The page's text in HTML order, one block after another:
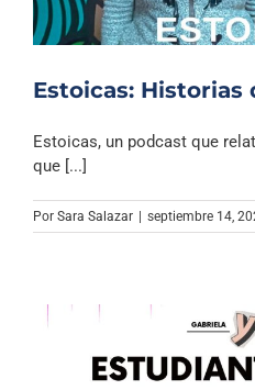
Estoicas: Historias
Estoicas, un podcast que
que [...]
Por Sara Salazar septiembre 14,